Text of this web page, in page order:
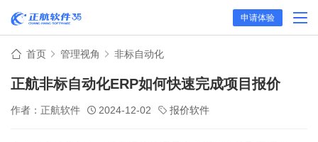
申请体验
首页 管理视角 非标自动化
正航非标自动化ERP如何快速完成项目报价
作者：正航软件 2024-12-02 报价软件